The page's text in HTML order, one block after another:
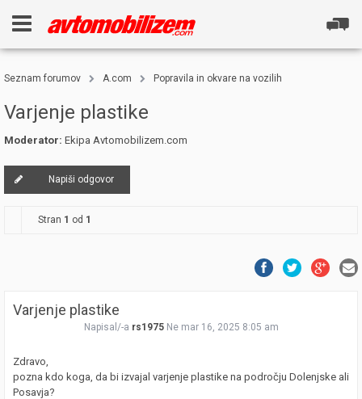
Seznam forumov A.com Popravila in okvare na vozilih
Varjenje plastike
Moderator: Ekipa Avtomobilizem.com
Napiši odgovor
Stran 1 od 1
Varjenje plastike
Napisal/-a rs1975 Ne mar 16, 2025 8:05 am
Zdravo,
pozna kdo koga, da bi izvajal varjenje plastike na področju Dolenjske ali
Posavja?